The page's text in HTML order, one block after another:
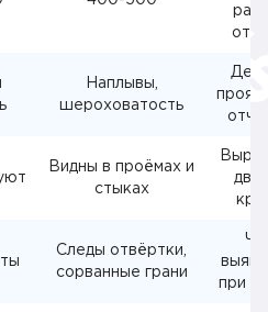
Наплывы,
шероховатость
Видны в проёмах и
стыках
Следы отвёртки,
сорванные грани
при